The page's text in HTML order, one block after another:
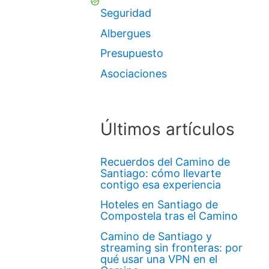
Seguridad
Albergues
Presupuesto
Asociaciones
Últimos artículos
Recuerdos del Camino de
Santiago: cómo llevarte
contigo esa experiencia
Hoteles en Santiago de
Compostela tras el Camino
Camino de Santiago y
streaming sin fronteras: por
qué usar una VPN en el